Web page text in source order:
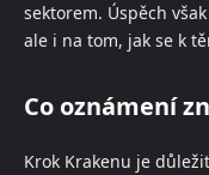
sektorem. Úspěch
ale i na tom, jak se k
Co oznámení
Krok Krakenu je